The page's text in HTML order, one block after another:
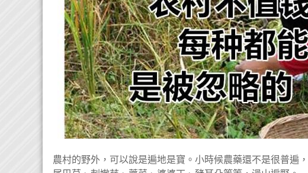
農村的野外，可以說是遍地是寶。小時候農藥還不是很普遍